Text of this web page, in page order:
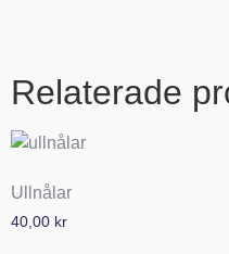
Relaterade
Ullnålar
40,00 kr